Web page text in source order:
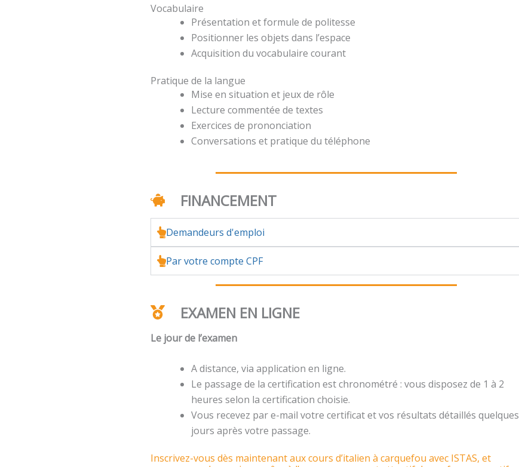
Vocabulaire
Présentation et formule de politesse
Positionner les objets dans l’espace
Acquisition du vocabulaire courant
Pratique de la langue
Mise en situation et jeux de rôle
Lecture commentée de textes
Exercices de prononciation
Conversations et pratique du téléphone
FINANCEMENT
Demandeurs d'emploi
Par votre compte CPF
EXAMEN EN LIGNE
Le jour de l’examen
A distance, via application en ligne.
Le passage de la certification est chronométré : vous disposez de 1 à 2
heures selon la certification choisie.
Vous recevez par e-mail votre certificat et vos résultats détaillés quelques
jours après votre passage.
Inscrivez-vous dès maintenant aux cours d’italien à carquefou avec ISTAS, et